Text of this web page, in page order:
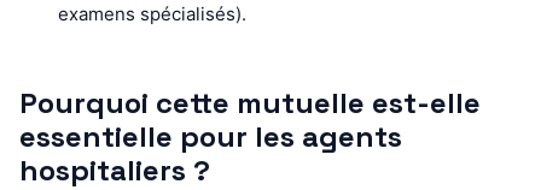
examens spécialisés).
Pourquoi cette mutuelle est-elle
essentielle pour les agents
hospitaliers ?